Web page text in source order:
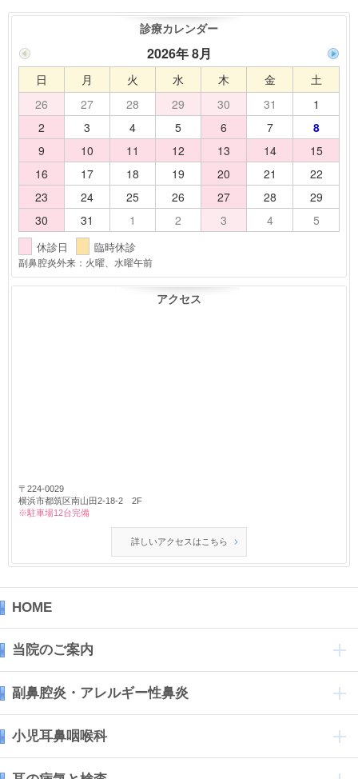
診療カレンダー
2026年 8月
日 月 火 水 木 金
土
26
27 28 29 30 31
1
2
3 4 5 6 7
8
9
10 11 12 13 14
15
16
17 18 19 20 21
22
23
24 25 26 27 28
29
30
31 1 2 3 4 5
休診日 臨時休診
副鼻腔炎外来：火曜、水曜午前
アクセス
〒224-0029
横浜市都筑区南山田2-18-2 2F
※駐車場12台完備
詳しいアクセスはこちら
HOME
当院のご案内
副鼻腔炎・アレルギー性鼻炎
小児耳鼻咽喉科